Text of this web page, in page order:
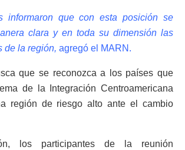
informaron que con esta posición se
clara y en toda su dimensión las
de la región, agregó el MARN.
que se reconozca a los países que
de la Integración Centroamericana
región de riesgo alto ante el cambio
los participantes de la reunión